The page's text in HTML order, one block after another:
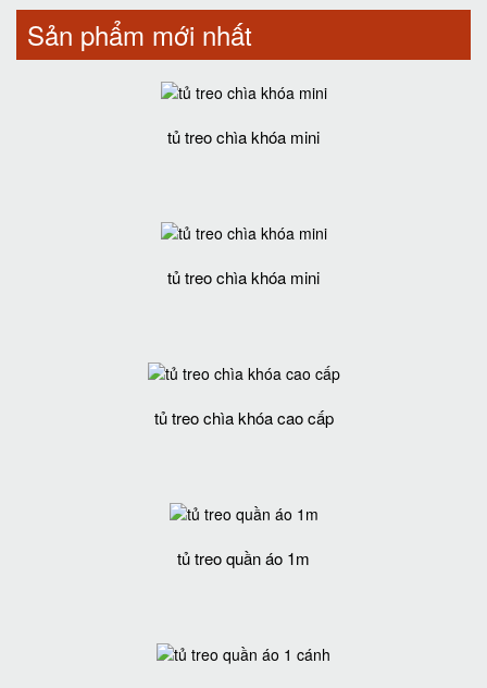
Sản phẩm mới nhất
tủ treo chìa khóa mini
tủ treo chìa khóa mini
tủ treo chìa khóa cao cấp
tủ treo quần áo 1m